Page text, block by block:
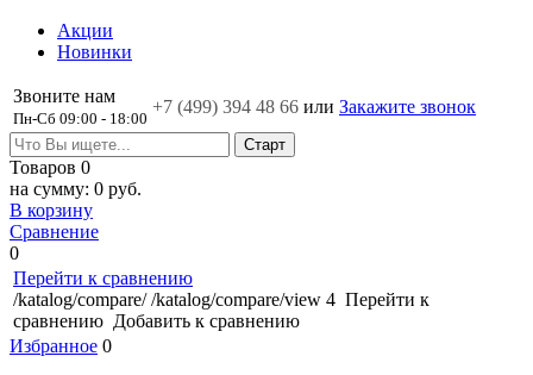
Акции
Новинки
Звоните нам
Пн-Сб 09:00 - 18:00
+7 (499) 394 48 66 или Закажите звонок
Товаров 0
на сумму: 0 руб.
В корзину
Сравнение
0
Перейти к сравнению
/katalog/compare/ /katalog/compare/view 4 Перейти к
сравнению Добавить к сравнению
Избранное 0